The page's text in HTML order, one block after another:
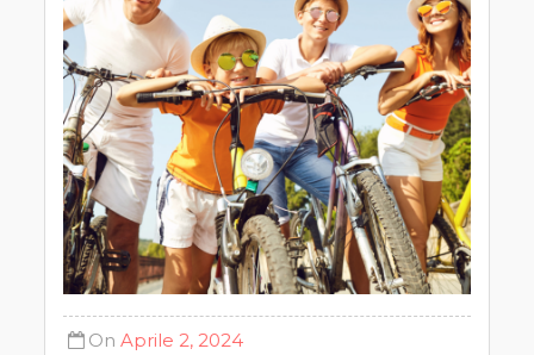
OnAprile 2, 2024